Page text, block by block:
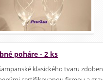
poháre - 2 ks
klasického tvaru